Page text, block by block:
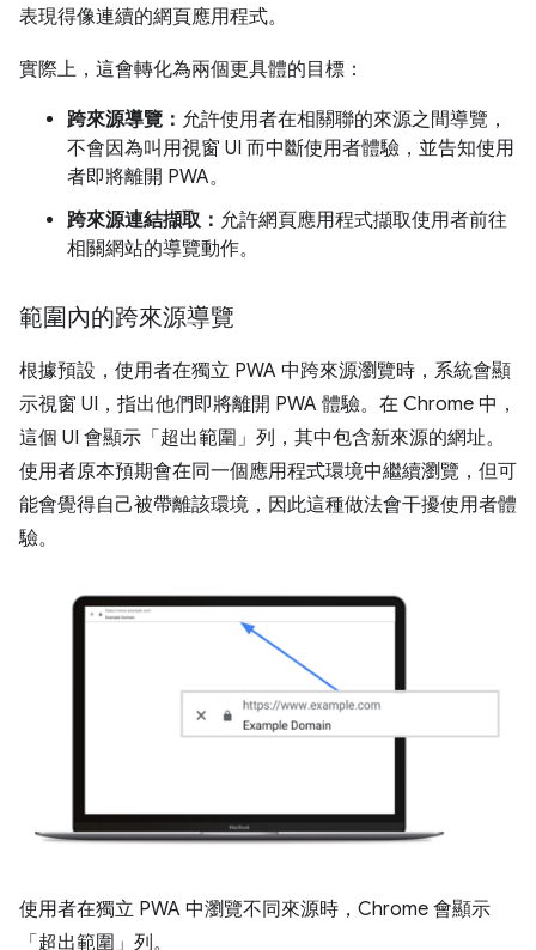
表現得像連續的網頁應用程式。
實際上，這會轉化為兩個更具體的目標：
跨來源導覽： 允許使用者在相關聯的來源之間導覽，
不會因為叫用視窗 UI 而中斷使用者體驗，並告知使用
者即將離開 PWA。
跨來源連結擷取： 允許網頁應用程式擷取使用者前往
相關網站的導覽動作。
範圍內的跨來源導覽
根據預設，使用者在獨立 PWA 中跨來源瀏覽時，系統會顯
示視窗 UI，指出他們即將離開 PWA 體驗。在 Chrome 中，
這個 UI 會顯示「超出範圍」列，其中包含新來源的網址。
使用者原本預期會在同一個應用程式環境中繼續瀏覽，但可
能會覺得自己被帶離該環境，因此這種做法會干擾使用者體
驗。
使用者在獨立 PWA 中瀏覽不同來源時，Chrome 會顯示
「超出範圍」列。